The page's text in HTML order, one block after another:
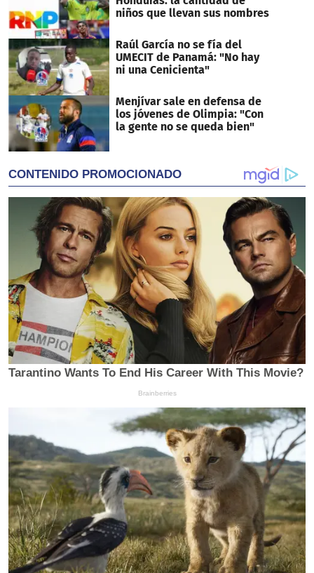
niños que llevan sus nombres
Raúl García no se fía del
UMECIT de Panamá: "No hay
ni una Cenicienta"
Menjívar sale en defensa de
los jóvenes de Olimpia: "Con
la gente no se queda bien"